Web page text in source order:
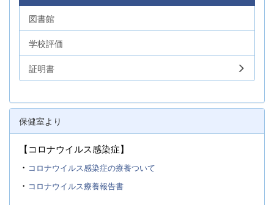
図書館
学校評価
証明書
保健室より
【コロナウイルス感染症】
・ コロナウイルス感染症の療養ついて
・ コロナウイルス療養報告書